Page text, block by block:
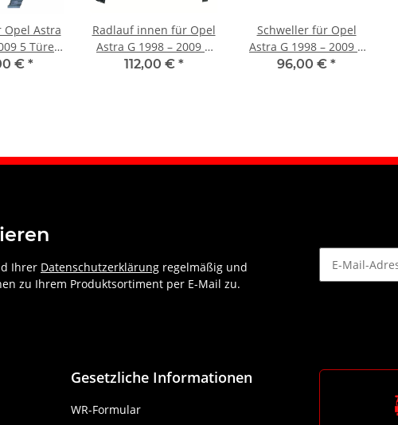
Opel Astra
5 Türer
€ *
Radlauf innen für Opel
Astra G 1998 – 2009 5
Türer rechts
112,00 € *
Schweller für Opel
Astra G 1998 – 2009 5
Türer links
96,00 € *
Ihrer Datenschutzerklärung regelmäßig und
zu Ihrem Produktsortiment per E-Mail zu.
Gesetzliche Informationen
WR-Formular